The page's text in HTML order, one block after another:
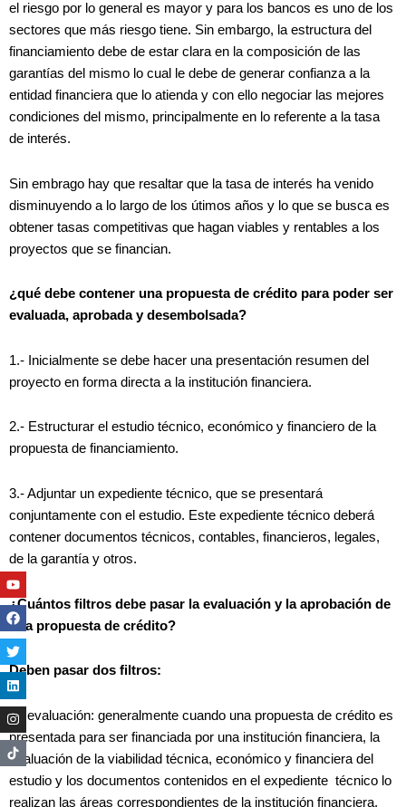
el riesgo por lo general es mayor y para los bancos es uno de los
sectores que más riesgo tiene. Sin embargo, la estructura del
financiamiento debe de estar clara en la composición de las
garantías del mismo lo cual le debe de generar confianza a la
entidad financiera que lo atienda y con ello negociar las mejores
condiciones del mismo, principalmente en lo referente a la tasa
de interés.
Sin embrago hay que resaltar que la tasa de interés ha venido
disminuyendo a lo largo de los útimos años y lo que se busca es
obtener tasas competitivas que hagan viables y rentables a los
proyectos que se financian.
¿qué debe contener una propuesta de crédito para poder ser
evaluada, aprobada y desembolsada?
1.- Inicialmente se debe hacer una presentación resumen del
proyecto en forma directa a la institución financiera.
2.- Estructurar el estudio técnico, económico y financiero de la
propuesta de financiamiento.
3.- Adjuntar un expediente técnico, que se presentará
conjuntamente con el estudio. Este expediente técnico deberá
contener documentos técnicos, contables, financieros, legales,
de la garantía y otros.
¿Cuántos filtros debe pasar la evaluación y la aprobación de
una propuesta de crédito?
Deben pasar dos filtros:
La evaluación: generalmente cuando una propuesta de crédito es
presentada para ser financiada por una institución financiera, la
evaluación de la viabilidad técnica, económico y financiera del
estudio y los documentos contenidos en el expediente técnico lo
realizan las áreas correspondientes de la institución financiera.
Youtube
Facebook
Twitter
Linkedin
Instagram